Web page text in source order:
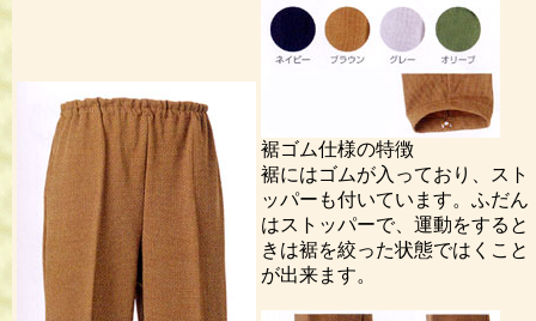
裾ゴム仕様の特徴
裾にはゴムが入っており、スト
ッパーも付いています。ふだん
はストッパーで、運動をすると
きは裾を絞った状態ではくこと
が出来ます。